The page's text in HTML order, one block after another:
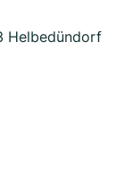
Helbedündorf